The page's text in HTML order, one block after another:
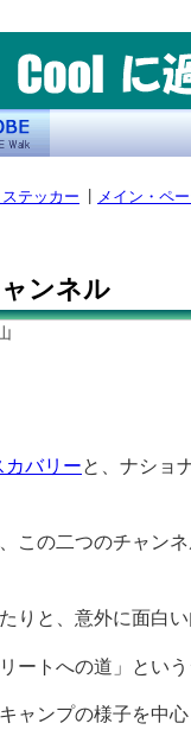
テッカー メイン・ペ
ンネル
カバリーと、ナショ
この二つのチャン
りと、意外に面白い
ートへの道」という
ャンプの様子を中